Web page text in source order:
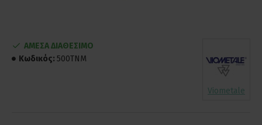
ΑΜΕΣΑ ΔΙΑΘΕΣΙΜΟ
Κωδικός: 500TNM
Viometale